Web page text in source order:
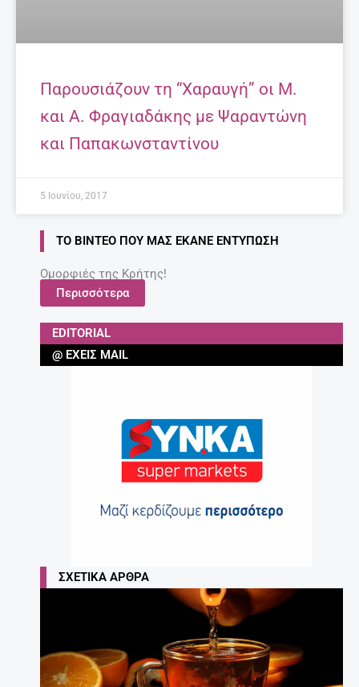
Παρουσιάζουν τη “Χαραυγή” οι Μ.
και Α. Φραγιαδάκης με Ψαραντώνη
και Παπακωνσταντίνου
5 Ιουνίου, 2017
ΤΟ ΒΊΝΤΕΟ ΠΟΥ ΜΑΣ ΈΚΑΝΕ ΕΝΤΎΠΩΣΗ
Ομορφιές της Κρήτης!
Περισσότερα
EDITORIAL
@ ΈΧΕΙΣ MAIL
ΣΧΕΤΙΚΆ ΆΡΘΡΑ